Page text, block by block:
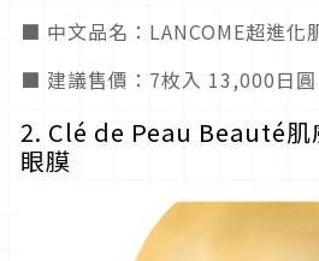
■ 中文品名：LANCOME超進化
■ 建議售價：7枚入 13,000日圓
2. Clé de Peau Beauté肌
眼膜